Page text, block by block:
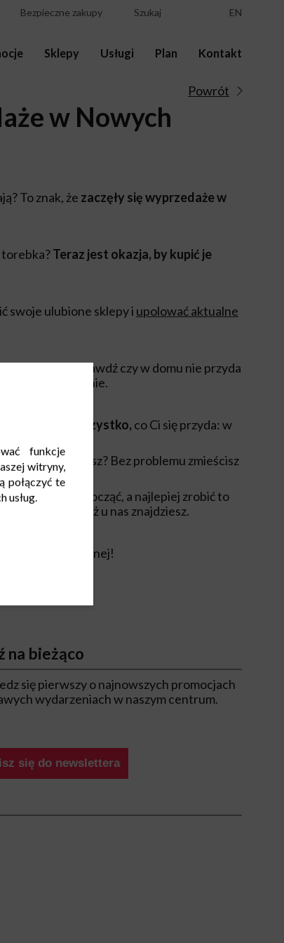
Bezpieczne zakupy Szukaj EN
Sklepy Usługi Plan Kontakt
Powrót
w Nowych
To znak, że zaczęły się wyprzedaże w
torebka?Teraz jest okazja, by kupić je
swoje ulubione sklepy i upolować aktualne
sprawdź czy w domu nie przyda
odświeżenie.
też wszystko, co Ci się przyda: w
i kapelusz? Bez problemu zmieścisz
kiedyś odpocząć, a najlepiej zrobić to
takie miejsca też u nas znajdziesz.
restauracyjnej!
na bieżąco
się pierwszy o najnowszych promocjach
wydarzeniach w naszym centrum.
się do newslettera
funkcje
witryny,
połączyć te
usług.